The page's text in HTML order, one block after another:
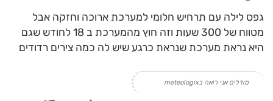
גפס לילה עם תרחיש חלומי למערכת ארוכה וחזקה אבל
מטווח של 300 שעות וזה חוץ מהמערכת ב 18 לחודש שגם
היא נראת מערכת שנראת כרגע שיש לה כמה צירים רדודים
מודלים אני רואה בmeteologix